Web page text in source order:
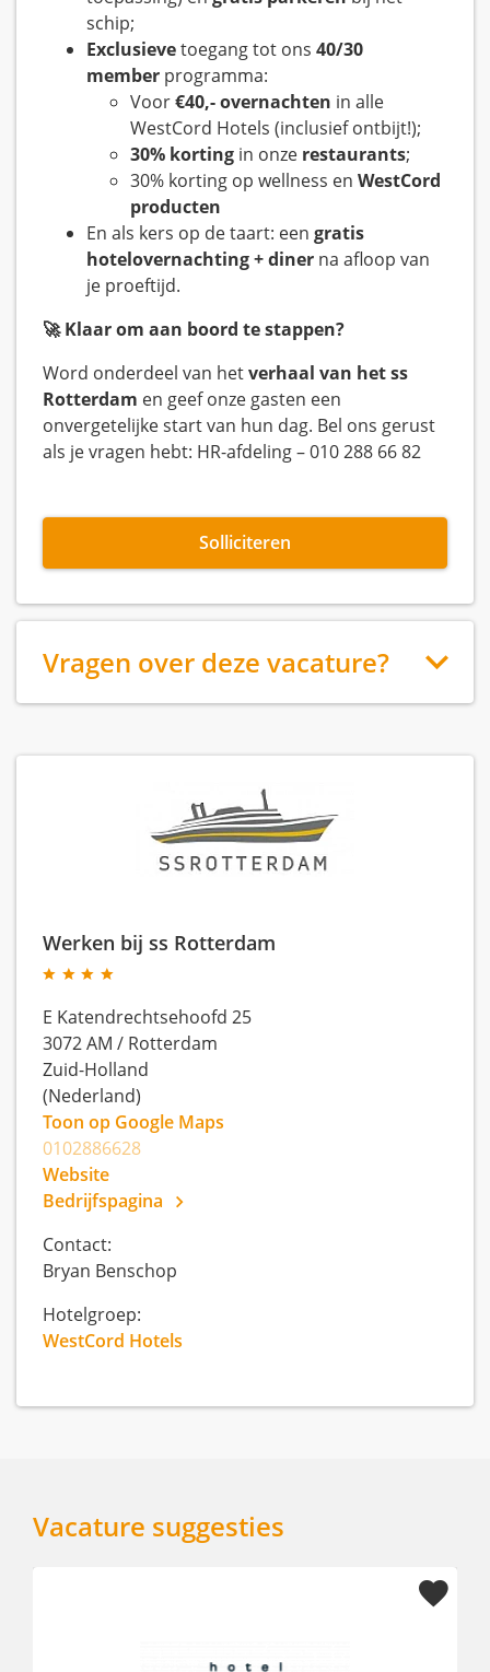
schip;
Exclusievetoegang tot ons 40/30
member programma:
Voor€40,- overnachten in alle
WestCord Hotels (inclusief ontbijt!);
30% korting in onze restaurants;
30% korting op wellness en WestCord
producten
En als kers op de taart: een gratis
hotelovernachting + diner na afloop van
je proeftijd.
🚀 Klaar om aan boord te stappen?
Word onderdeel van hetverhaal van het ss
Rotterdam en geef onze gasten een
onvergetelijke start van hun dag. Bel ons gerust
als je vragen hebt: HR-afdeling – 010 288 66 82
Solliciteren
Vragen over deze vacature?
Werken bij ss Rotterdam
E Katendrechtsehoofd 25
3072 AM / Rotterdam
Zuid-Holland
(Nederland)
Toon op Google Maps
0102886628
Website
Bedrijfspagina
Contact:
Bryan Benschop
Hotelgroep:
WestCord Hotels
Vacature suggesties